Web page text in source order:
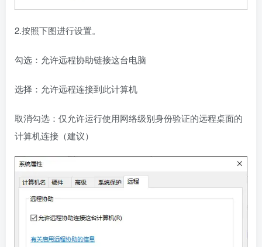
2.按照下图进行设置。
勾选：允许远程协助链接这台电脑
选择：允许远程连接到此计算机
取消勾选：仅允许运行使用网络级别身份验证的远程桌面的
计算机连接（建议）